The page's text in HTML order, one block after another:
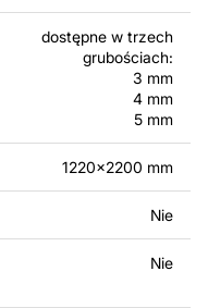
lub logo Twojej firmy
według Twoich
projektu
potrzebujesz
momencie –
dostępne w trzech
grubościach:
3 mm
4 mm
5 mm
1220x2200 mm
Nie
Nie